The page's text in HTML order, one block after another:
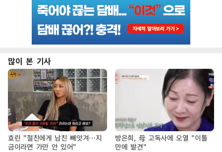
많이 본 기사
효린 "절친에게 남친 빼앗겨…지
금이라면 가만 안 있어"
방은희, 母 고독사에 오열 "이틀
만에 발견"